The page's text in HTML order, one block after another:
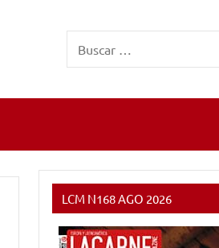
LCM N168 AGO 2026